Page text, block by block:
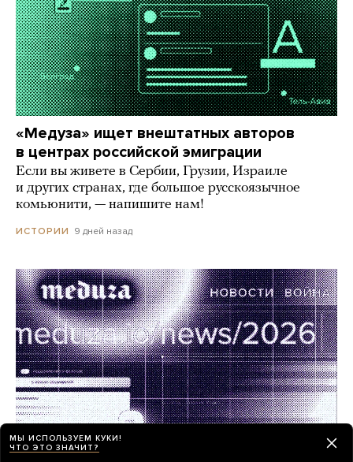
«Медуза» ищет внештатных авторов
в центрах российской эмиграции
Если вы живете в Сербии, Грузии, Израиле
и других странах, где большое русскоязычное
комьюнити, — напишите нам!
ИСТОРИИ 9 дней назад
МЫ ИСПОЛЬЗУЕМ КУКИ!
ЧТО ЭТО ЗНАЧИТ?